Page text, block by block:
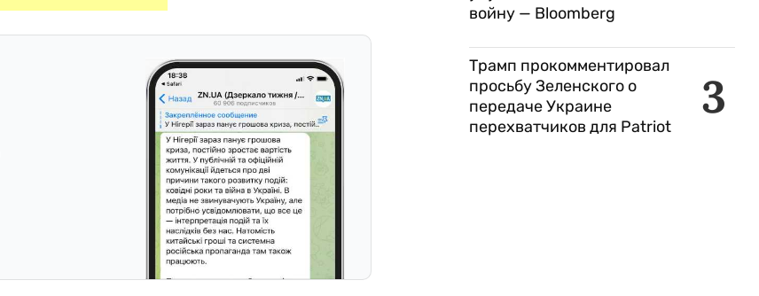
войну — Bloomberg
3
Трамп прокомментировал
просьбу Зеленского о
передаче Украине
перехватчиков для Patriot